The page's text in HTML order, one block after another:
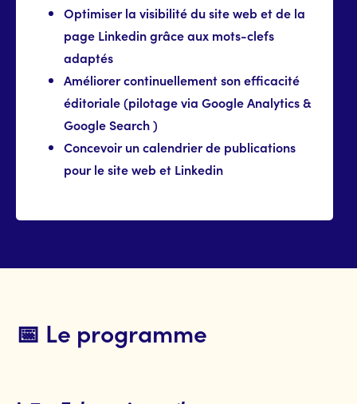
Optimiser la visibilité du site web et de la
page Linkedin grâce aux mots-clefs
adaptés
Améliorer continuellement son efficacité
éditoriale (pilotage via Google Analytics &
Google Search )
Concevoir un calendrier de publications
pour le site web et Linkedin
📅 Le programme